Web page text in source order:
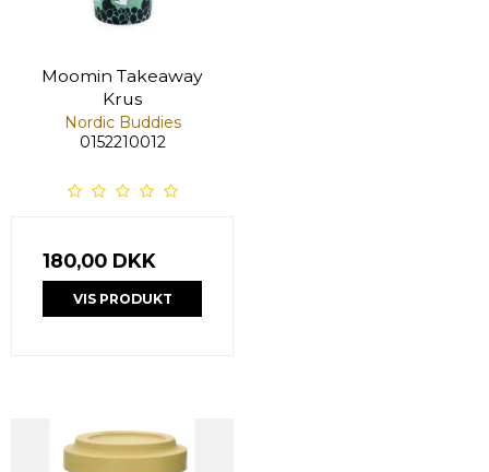
Moomin Takeaway
Krus
Nordic Buddies
0152210012
180,00 DKK
VIS PRODUKT